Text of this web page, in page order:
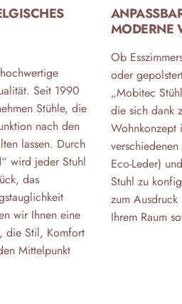
Seit 1990
Stühle, die
nach den
lassen. Durch
wird jeder Stuhl
das
wir Ihnen eine
die Stil, Komfort
Mittelpunkt
MODERNE
Ob
oder
„Mobitec
die sich dank
Wohnkonzept
Eco-Leder)
Stuhl zu
zum
Ihrem Raum